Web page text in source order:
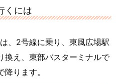
くには
、2号線に乗り、東風広場駅
換え、東部バスターミナルで
ります。